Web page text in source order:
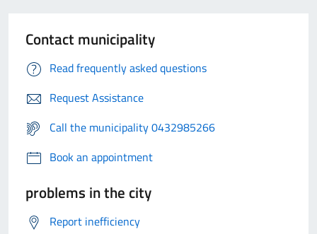
Contact municipality
Read frequently asked questions
Request Assistance
Call the municipality 0432985266
Book an appointment
problems in the city
Report inefficiency